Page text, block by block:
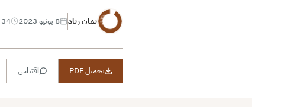
يمان زباد 8 يونيو 2023 34 دقيقة قراءة
تحميل PDF اقتباس